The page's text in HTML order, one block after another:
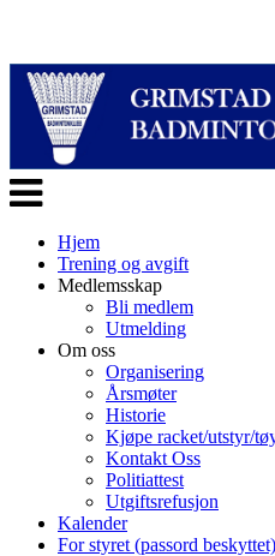
Veksle
navigasjon
Hjem
Trening og avgift
Medlemsskap
Bli medlem
Utmelding
Om oss
Organisering
Årsmøter
Historie
Kjøpe racket/utstyr/
Kontakt Oss
Politiattest
Utgiftsrefusjon
Kalender
For styret (passord beskyttet)